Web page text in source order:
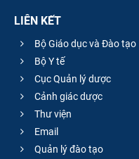
LIÊN KẾT
Bộ Giáo dục và Đào tạo
Bộ Y tế
Cục Quản lý dược
Cảnh giác dược
Thư viện
Email
Quản lý đào tạo